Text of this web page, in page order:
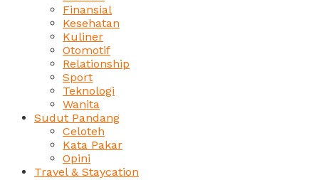
Finansial
Kesehatan
Kuliner
Otomotif
Relationship
Sport
Teknologi
Wanita
Sudut Pandang
Celoteh
Kata Pakar
Opini
Travel & Staycation